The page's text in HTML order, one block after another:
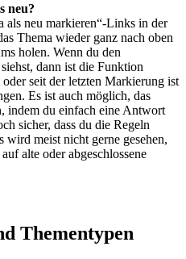
neu?
als neu markieren“-Links in der
Thema wieder ganz nach oben
holen. Wenn du den
dann ist die Funktion
seit der letzten Markierung ist
Es ist auch möglich, das
indem du einfach eine Antwort
sicher, dass du die Regeln
wird meist nicht gerne gesehen,
alte oder abgeschlossene
Thementypen